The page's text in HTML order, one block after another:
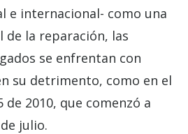
e internacional- como una
la reparación, las
se enfrentan con
su detrimento, como en el
de 2010, que comenzó a
julio.